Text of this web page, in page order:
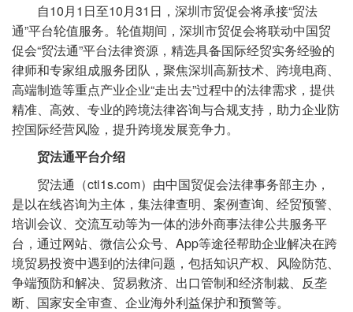
自10月1日至10月31日，深圳市贸促会将承接“贸法
通”平台轮值服务。轮值期间，深圳市贸促会将联动中国贸
促会“贸法通”平台法律资源，精选具备国际经贸实务经验的
律师和专家组成服务团队，聚焦深圳高新技术、跨境电商、
高端制造等重点产业企业“走出去”过程中的法律需求，提供
精准、高效、专业的跨境法律咨询与合规支持，助力企业防
控国际经营风险，提升跨境发展竞争力。
贸法通平台介绍
贸法通（cti1s.com）由中国贸促会法律事务部主办，
是以在线咨询为主体，集法律查明、案例查询、经贸预警、
培训会议、交流互动等为一体的涉外商事法律公共服务平
台，通过网站、微信公众号、App等途径帮助企业解决在跨
境贸易投资中遇到的法律问题，包括知识产权、风险防范、
争端预防和解决、贸易救济、出口管制和经济制裁、反垄
断、国家安全审查、企业海外利益保护和预警等。